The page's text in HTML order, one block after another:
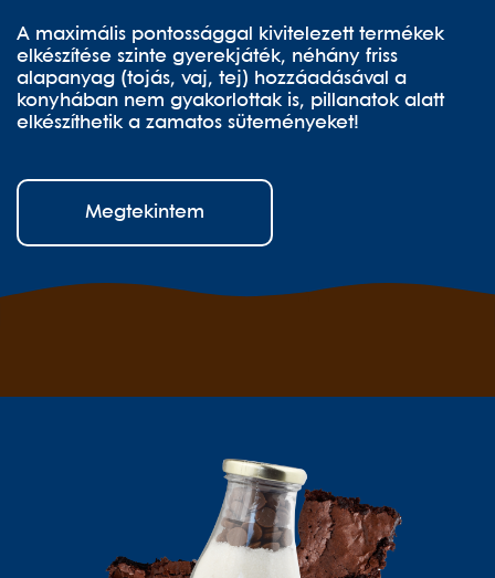
A maximális pontossággal kivitelezett termékek
elkészítése szinte gyerekjáték, néhány friss
alapanyag (tojás, vaj, tej) hozzáadásával a
konyhában nem gyakorlottak is, pillanatok alatt
elkészíthetik a zamatos süteményeket!
Megtekintem